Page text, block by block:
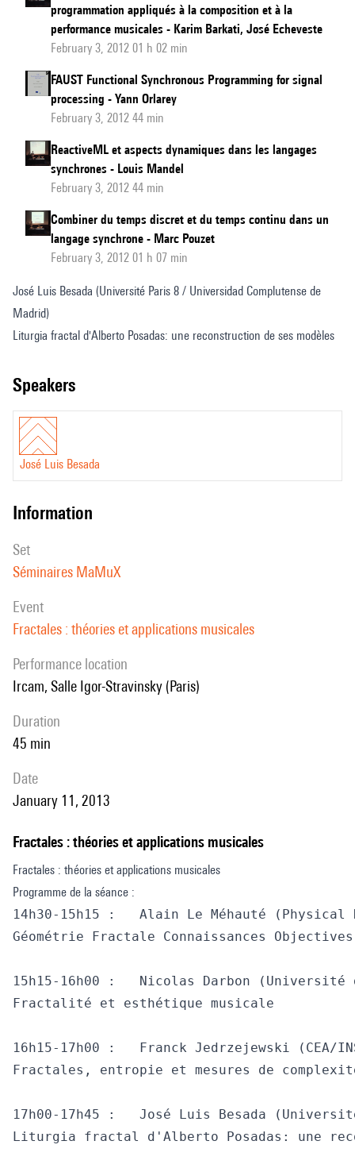
programmation appliqués à la composition et à la
performance musicales - Karim Barkati, José Echeveste
February 3, 2012 01 h 02 min
FAUST Functional Synchronous Programming for signal
processing - Yann Orlarey
February 3, 2012 44 min
ReactiveML et aspects dynamiques dans les langages
synchrones - Louis Mandel
February 3, 2012 44 min
Combiner du temps discret et du temps continu dans un
langage synchrone - Marc Pouzet
February 3, 2012 01 h 07 min
José Luis Besada (Université Paris 8 / Universidad Complutense de
Madrid)
Liturgia fractal d'Alberto Posadas: une reconstruction de ses modèles
speakers
José Luis Besada
information
set
Séminaires MaMuX
event
Fractales : théories et applications musicales
performance location
Ircam, Salle Igor-Stravinsky (Paris)
duration
45 min
date
January 11, 2013
Fractales : théories et applications musicales
Fractales : théories et applications musicales
Programme de la séance :
14h30-15h15 : 	Alain Le Méhauté (Physical Department, Kazan Federal University Tatarstan Russia / Institut Franco Québécois)
Géométrie Fractale Connaissances
15h15-16h00 : 	Nicolas Darbon (Université de Rouen)
Fractalité et esthétique musicale
16h15-17h00 : 	Franck Jedrzejewski (CEA/INSTN)
Fractales, entropie et mesures de
17h00-17h45 : 	José Luis Besada (Université Paris 8 / Universidad Complutense de Madrid)
Liturgia fractal d'Alberto Posadas: une